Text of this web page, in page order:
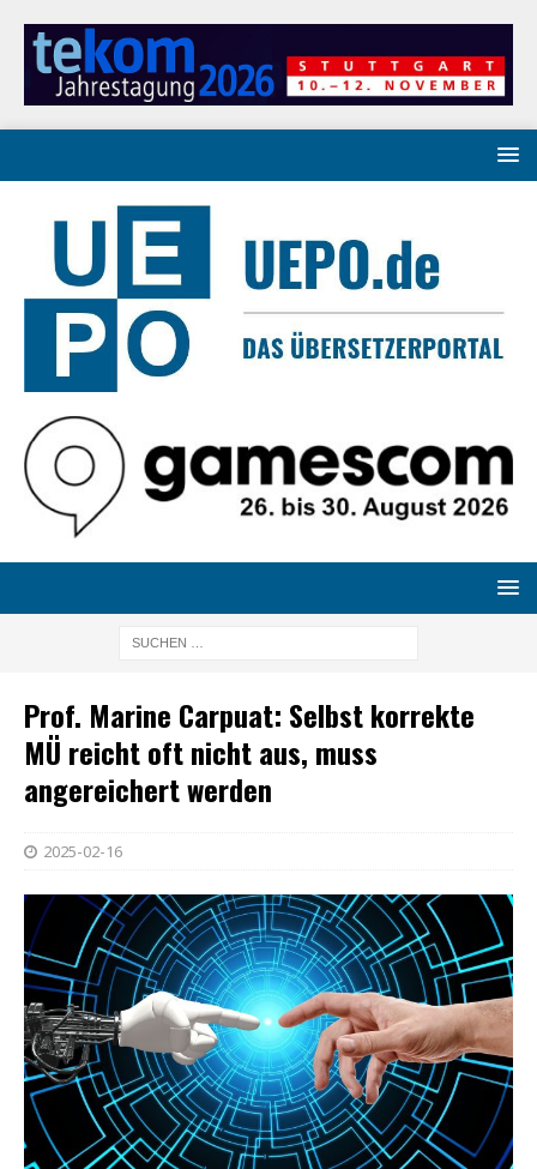
Prof. Marine Carpuat: Selbst korrekte
MÜ reicht oft nicht aus, muss
angereichert werden
2025-02-16